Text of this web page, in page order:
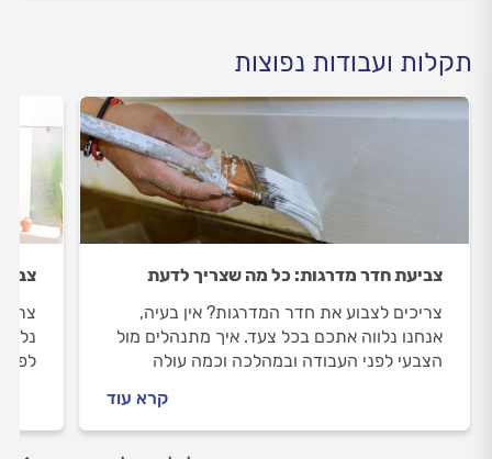
תקלות ועבודות נפוצות
צביעת חדר מדרגות: כל מה שצריך לדעת
צריכים לצבוע את חדר המדרגות? אין בעיה,
אנחנו נלווה אתכם בכל צעד. איך מתנהלים מול
הצבעי לפני העבודה ובמהלכה וכמה עולה
קרא עוד